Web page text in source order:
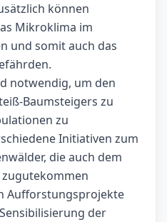
können
Mikroklima im
und somit auch das
notwendig, um den
Baumsteigers zu
zu
Initiativen zum
die auch dem
Aufforstungsprojekte
der